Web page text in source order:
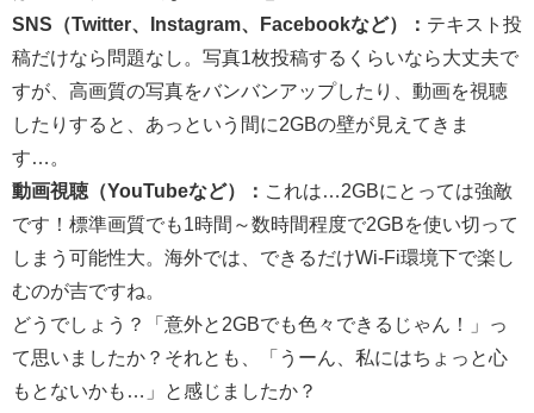
SNS（Twitter、Instagram、Facebookなど）： テキスト投
稿だけなら問題なし。写真1枚投稿するくらいなら大丈夫で
すが、高画質の写真をバンバンアップしたり、動画を視聴
したりすると、あっという間に2GBの壁が見えてきま
す…。
動画視聴（YouTubeなど）：
これは…2GBにとっては強敵
です！標準画質でも1時間～数時間程度で2GBを使い切って
しまう可能性大。海外では、できるだけWi-Fi環境下で楽し
むのが吉ですね。
どうでしょう？「意外と2GBでも色々できるじゃん！」っ
て思いましたか？それとも、「うーん、私にはちょっと心
もとないかも…」と感じましたか？